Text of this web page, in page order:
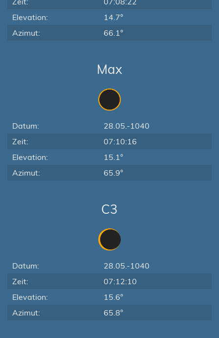
Elevation:
14.7°
Azimut:
66.1°
Max
Datum:
28.05.-1040
Zeit:
07:10:16
Elevation:
15.1°
Azimut:
65.9°
C3
Datum:
28.05.-1040
Zeit:
07:12:10
Elevation:
15.6°
Azimut:
65.8°